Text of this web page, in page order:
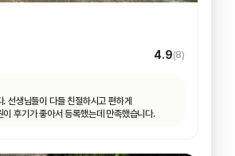
4.9(8)
선생님들이 다들 친절하시고 편하게
후기가 좋아서 등록했는데 만족했습니다.